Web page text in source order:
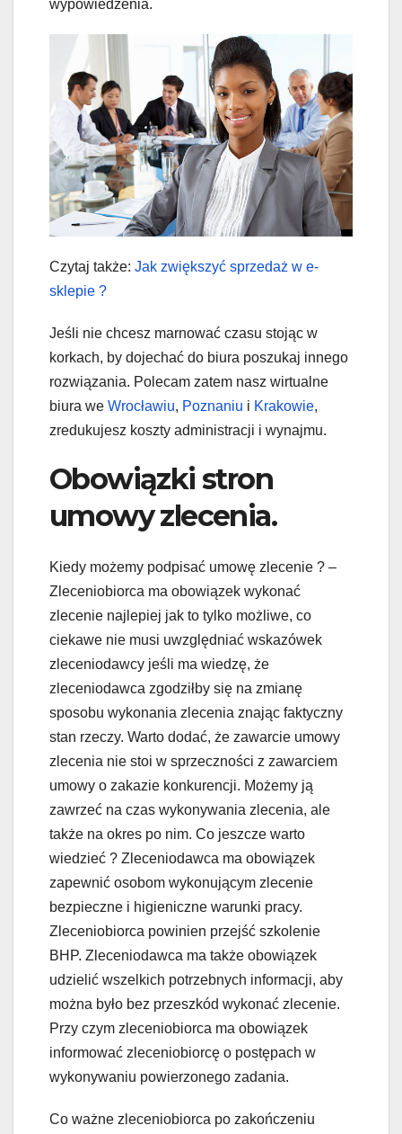
wypowiedzenia.
Czytaj także: Jak zwiększyć sprzedaż w e-
sklepie ?
Jeśli nie chcesz marnować czasu stojąc w
korkach, by dojechać do biura poszukaj innego
rozwiązania. Polecam zatem nasz wirtualne
biura we Wrocławiu, Poznaniu i Krakowie,
zredukujesz koszty administracji i wynajmu.
Obowiązki stron
umowy zlecenia.
Kiedy możemy podpisać umowę zlecenie ? –
Zleceniobiorca ma obowiązek wykonać
zlecenie najlepiej jak to tylko możliwe, co
ciekawe nie musi uwzględniać wskazówek
zleceniodawcy jeśli ma wiedzę, że
zleceniodawca zgodziłby się na zmianę
sposobu wykonania zlecenia znając faktyczny
stan rzeczy. Warto dodać, że zawarcie umowy
zlecenia nie stoi w sprzeczności z zawarciem
umowy o zakazie konkurencji. Możemy ją
zawrzeć na czas wykonywania zlecenia, ale
także na okres po nim. Co jeszcze warto
wiedzieć ? Zleceniodawca ma obowiązek
zapewnić osobom wykonującym zlecenie
bezpieczne i higieniczne warunki pracy.
Zleceniobiorca powinien przejść szkolenie
BHP. Zleceniodawca ma także obowiązek
udzielić wszelkich potrzebnych informacji, aby
można było bez przeszkód wykonać zlecenie.
Przy czym zleceniobiorca ma obowiązek
informować zleceniobiorcę o postępach w
wykonywaniu powierzonego zadania.
Co ważne zleceniobiorca po zakończeniu